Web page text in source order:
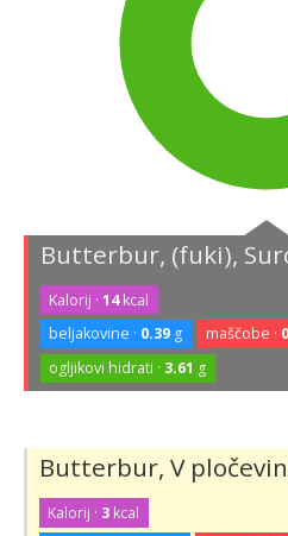
Butterbur, (fuki),
Kalorij ·14kcal
beljakovine · 0.39 g maščobe ·
ogljikovi hidrati · 3.61 g
Butterbur, V
Kalorij · 3 kcal